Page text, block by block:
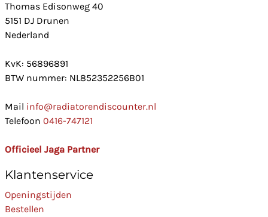
Thomas Edisonweg 40
5151 DJ Drunen
Nederland
KvK: 56896891
BTW nummer: NL852352256B01
Mail info@radiatorendiscounter.nl
Telefoon 0416-747121
Officieel Jaga Partner
Klantenservice
Openingstijden
Bestellen